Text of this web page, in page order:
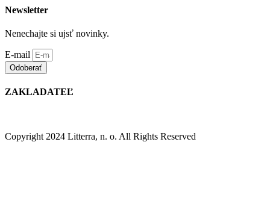
Newsletter
Nenechajte si ujsť novinky.
E-mail
Odoberať
ZAKLADATEĽ
Copyright 2024 Litterra, n. o. All Rights Reserved